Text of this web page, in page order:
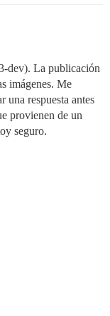
dev). La publicación
imágenes. Me
una respuesta antes
provienen de un
seguro.